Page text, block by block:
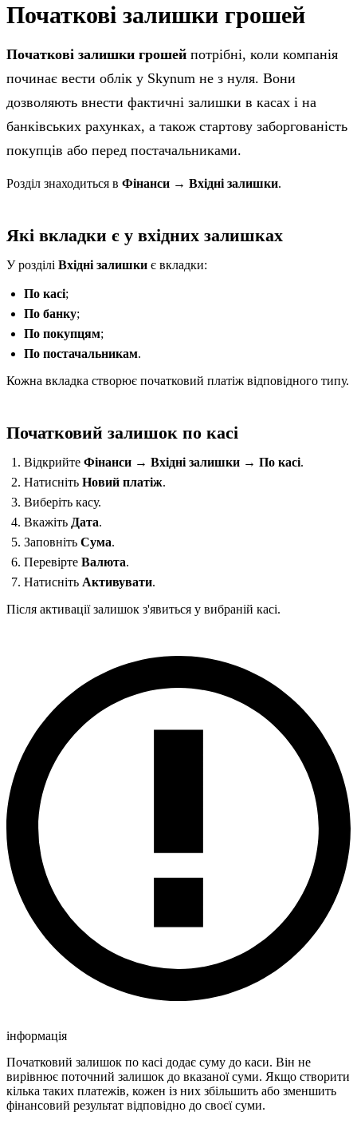
Початкові залишки грошей
Початкові залишки грошей потрібні, коли компанія
починає вести облік у Skynum не з нуля. Вони
дозволяють внести фактичні залишки в касах і на
банківських рахунках, а також стартову заборгованість
покупців або перед постачальниками.
Розділ знаходиться в Фінанси → Вхідні залишки.
Які вкладки є у вхідних залишках
У розділі Вхідні залишки є вкладки:
По касі;
По банку;
По покупцям;
По постачальникам.
Кожна вкладка створює початковий платіж відповідного типу.
Початковий залишок по касі
Відкрийте Фінанси → Вхідні залишки → По касі.
Натисніть Новий платіж.
Виберіть касу.
Вкажіть Дата.
Заповніть Сума.
Перевірте Валюта.
Натисніть Активувати.
Після активації залишок з'явиться у вибраній касі.
інформація
Початковий залишок по касі додає суму до каси. Він не
вирівнює поточний залишок до вказаної суми. Якщо створити
кілька таких платежів, кожен із них збільшить або зменшить
фінансовий результат відповідно до своєї суми.